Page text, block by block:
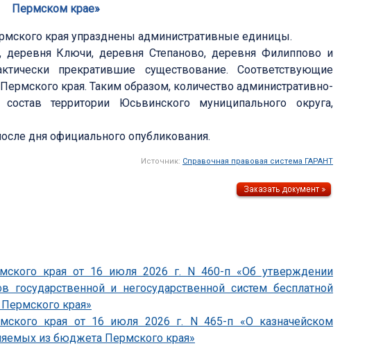
Пермском крае»
края упразднены административные единицы.
деревня Ключи, деревня Степаново, деревня Филиппово и
прекратившие существование. Соответствующие
края. Таким образом, количество административно-
территории Юсьвинского муниципального округа,
дня официального опубликования.
Источник: Справочная правовая система ГАРАНТ
края от 16 июля 2026 г. N 460-п «Об утверждении
государственной и негосударственной систем бесплатной
края»
края от 16 июля 2026 г. N 465-п «О казначейском
из бюджета Пермского края»